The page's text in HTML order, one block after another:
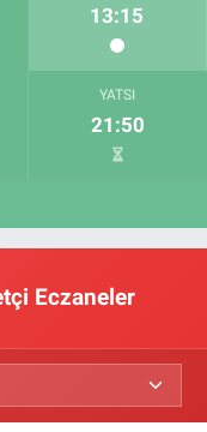
13:15
YATSI
21:50
Eczaneler